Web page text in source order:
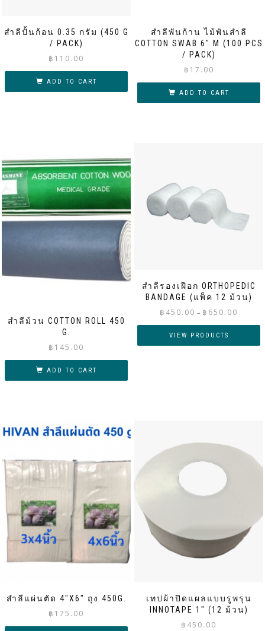
สำลีปั้นก้อน 0.35 กรัม (450 G
/ PACK)
฿ 110.00
ADD TO CART
สำลีพันก้าน ไม้พันสำลี
COTTON SWAB 6″ M (100 PCS
/ PACK)
฿ 17.00
ADD TO CART
สำลีม้วน COTTON ROLL 450
G.
฿ 145.00
ADD TO CART
สำลีรองเฝือก ORTHOPEDIC
BANDAGE (แพ็ค 12 ม้วน)
฿ 450.00 – ฿ 650.00
through
VIEW PRODUCTS
สำลีแผ่นตัด 4″X6″ ถุง 450G.
฿ 175.00
เทปผ้าปิดแผลแบบรูพรุน
INNOTAPE 1″ (12 ม้วน)
฿ 450.00